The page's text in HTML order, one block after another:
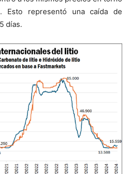
Esto representó una caída de
días.